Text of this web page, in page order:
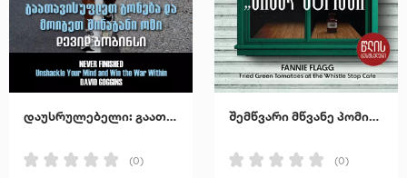
დაუსრულებელი: გაათავისუფლეთ გონება და მოიგეთ შინაგანი ომი
(0)
შემწვარი მწვანე პომიდვრები კაფე "უისელ სტოპში"
(0)